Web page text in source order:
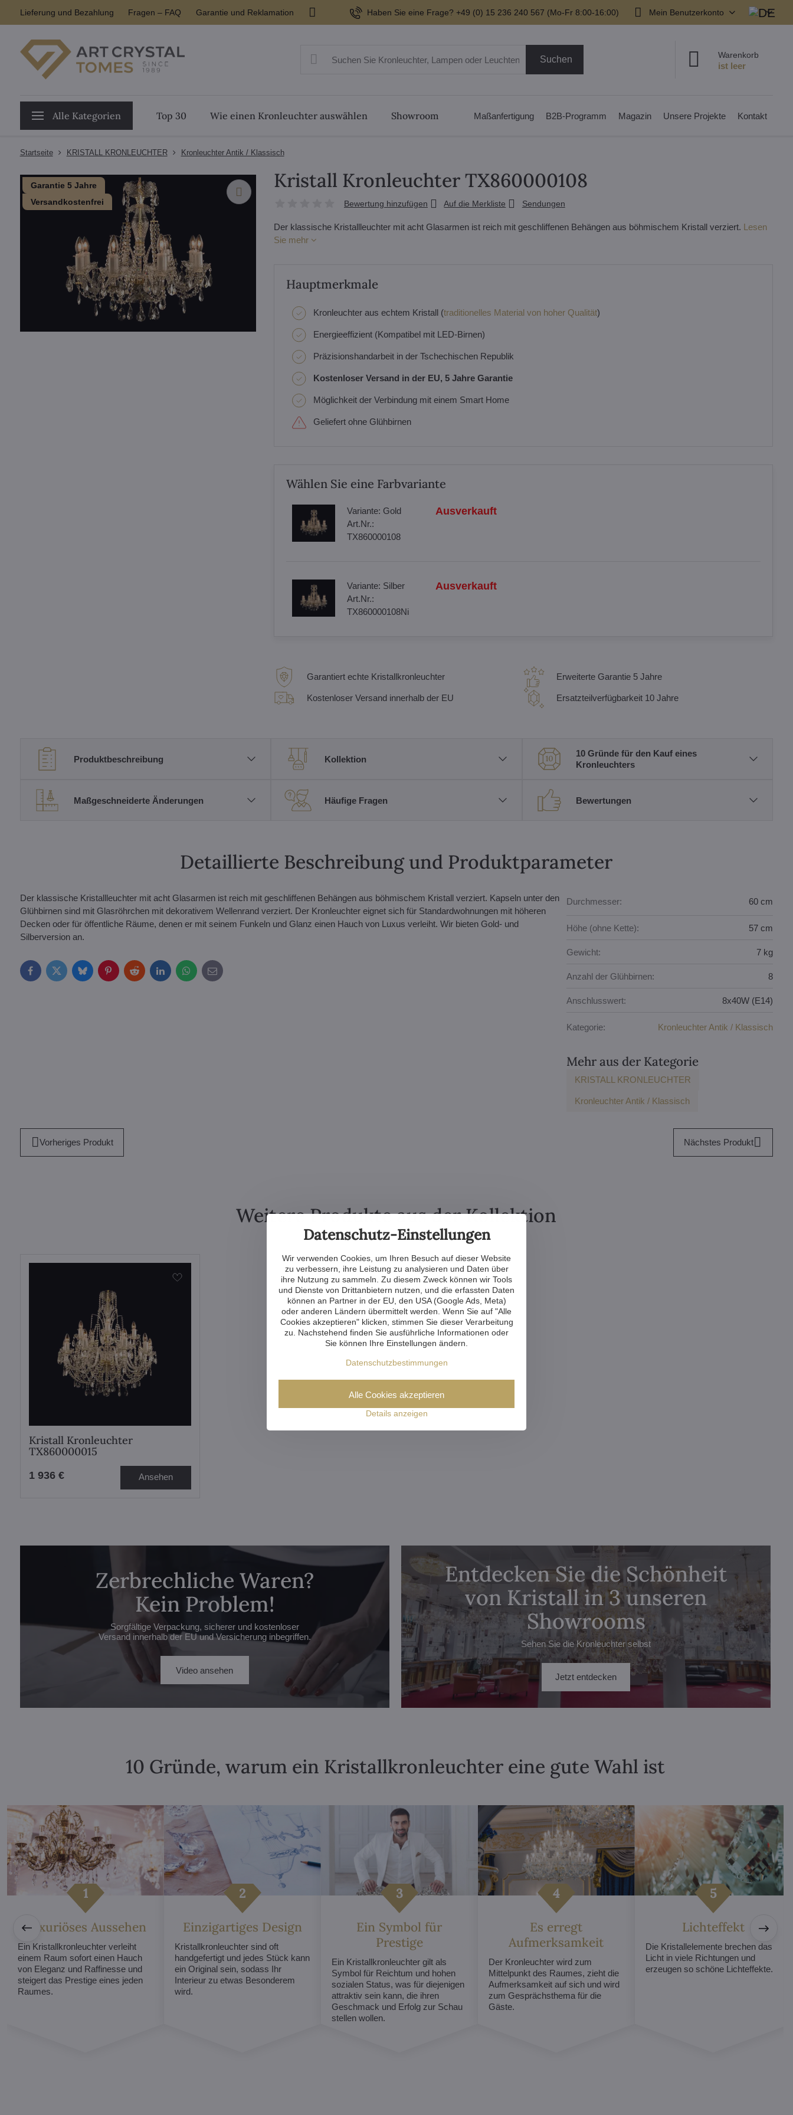
Lieferung und Bezahlung Fragen – FAQ Garantie und Reklamation Haben Sie eine Frage? +49 (0) 15 236 240 567 (Mo-Fr 8:00-16:00) Mein Benutzerkonto
Suchen Warenkorb
Alle Kategorien Top 30 Wie einen Kronleuchter auswählen Showroom Maßanfertigung B2B-Programm Magazin Unsere Projekte Kontakt
Startseite KRISTALL KRONLEUCHTER Kronleuchter Antik / Klassisch
Garantie 5 Jahre
Versandkostenfrei
Kristall Kronleuchter TX860000108
Bewertung hinzufügen Auf die Merkliste Sendungen
Der klassische Kristallleuchter mit acht Glasarmen ist reich mit geschliffenen Behängen aus böhmischem Kristall verziert. Lesen
Sie mehr
Hauptmerkmale
Kronleuchter aus echtem Kristall (traditionelles Material von hoher Qualität)
Energieeffizient (Kompatibel mit LED-Birnen)
Präzisionshandarbeit in der Tschechischen Republik
Kostenloser Versand in der EU, 5 Jahre Garantie
Möglichkeit der Verbindung mit einem Smart Home
Geliefert ohne Glühbirnen
Wählen Sie eine Farbvariante
Variante: Gold
Art.Nr.:
TX860000108
Ausverkauft
Variante: Silber
Art.Nr.:
TX860000108Ni
Ausverkauft
Garantiert echte Kristallkronleuchter
Kostenloser Versand innerhalb der EU
Erweiterte Garantie 5 Jahre
Ersatzteilverfügbarkeit 10 Jahre
Produktbeschreibung Kollektion
10 Gründe für den Kauf eines
Kronleuchters
Maßgeschneiderte Änderungen Häufige Fragen Bewertungen
Detaillierte Beschreibung und Produktparameter
Der klassische Kristallleuchter mit acht Glasarmen ist reich mit geschliffenen Behängen aus böhmischem Kristall verziert. Kapseln unter den
Glühbirnen sind mit Glasröhrchen mit dekorativem Wellenrand verziert. Der Kronleuchter eignet sich für Standardwohnungen mit höheren
Decken oder für öffentliche Räume, denen er mit seinem Funkeln und Glanz einen Hauch von Luxus verleiht. Wir bieten Gold- und
Silberversion an.
FacebookTwitterBlueskyPinterestRedditLinkedInWhatsApp
E-
mail
Durchmesser: 60 cm
Höhe (ohne Kette): 57 cm
Gewicht: 7 kg
Anzahl der Glühbirnen: 8
Anschlusswert: 8x40W (E14)
Kategorie: Kronleuchter Antik / Klassisch
Mehr aus der Kategorie
KRISTALL KRONLEUCHTER
Kronleuchter Antik / Klassisch
Vorheriges Produkt Nächstes Produkt
Weitere Produkte aus der Kollektion
Kristall Kronleuchter
TX860000015
1 936 € Ansehen
Zerbrechliche Waren?
Kein Problem!
Sorgfältige Verpackung, sicherer und kostenloser
Versand innerhalb der EU und Versicherung inbegriffen.
Video ansehen
Entdecken Sie die Schönheit
von Kristall in 3 unseren
Showrooms
Sehen Sie die Kronleuchter selbst
Jetzt entdecken
10 Gründe, warum ein Kristallkronleuchter eine gute Wahl ist
Luxuriöses Aussehen
Ein Kristallkronleuchter verleiht
einem Raum sofort einen Hauch
von Eleganz und Raffinesse und
steigert das Prestige eines jeden
Raumes.
Einzigartiges Design
Kristallkronleuchter sind oft
handgefertigt und jedes Stück kann
ein Original sein, sodass Ihr
Interieur zu etwas Besonderem
wird.
Ein Symbol für
Prestige
Ein Kristallkronleuchter gilt als
Symbol für Reichtum und hohen
sozialen Status, was für diejenigen
attraktiv sein kann, die ihren
Geschmack und Erfolg zur Schau
stellen wollen.
Es erregt
Aufmerksamkeit
Der Kronleuchter wird zum
Mittelpunkt des Raumes, zieht die
Aufmerksamkeit auf sich und wird
zum Gesprächsthema für die
Gäste.
Lichteffekt
Die Kristallelemente brechen das
Licht in viele Richtungen und
erzeugen so schöne Lichteffekte.
Datenschutz-Einstellungen
Wir verwenden Cookies, um Ihren Besuch auf dieser Website
zu verbessern, ihre Leistung zu analysieren und Daten über
ihre Nutzung zu sammeln. Zu diesem Zweck können wir Tools
und Dienste von Drittanbietern nutzen, und die erfassten Daten
können an Partner in der EU, den USA (Google Ads, Meta)
oder anderen Ländern übermittelt werden. Wenn Sie auf "Alle
Cookies akzeptieren" klicken, stimmen Sie dieser Verarbeitung
zu. Nachstehend finden Sie ausführliche Informationen oder
Sie können Ihre Einstellungen ändern.
Datenschutzbestimmungen
Details anzeigen
Alle Cookies akzeptieren